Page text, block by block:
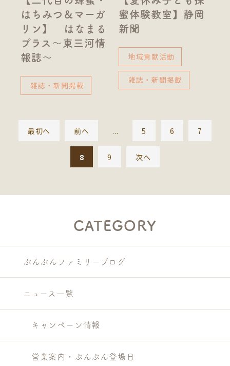
はちみつ＆マーガ
リン】 はなまる
プラス～東三河情
報誌～
雑誌・新聞掲載
蜜体験教室】静岡
新聞
地域貢献活動
雑誌・新聞掲載
最初へ 前へ ... 5 6 7
8 9 次へ
CATEGORY
ぶんぶんファミリーブログ
ニュース一覧
キャンペーン情報
営業案内・ぶんぶん登場日